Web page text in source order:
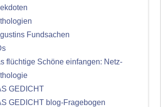
Fundsachen
flüchtige Schöne einfangen: Netz-
GEDICHT
GEDICHT blog-Fragebogen